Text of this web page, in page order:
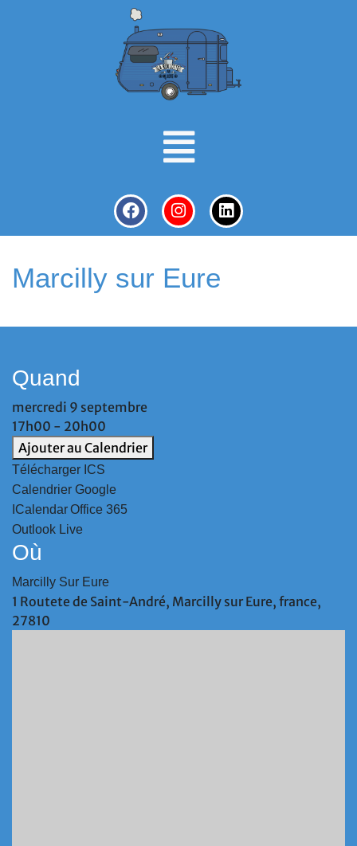
Marcilly sur Eure
Quand
mercredi 9 septembre
17h00 - 20h00
Ajouter au Calendrier
Télécharger ICS
Calendrier Google
ICalendarOffice 365
Outlook Live
Où
Marcilly Sur Eure
1 Routete de Saint-André, Marcilly sur Eure, france,
27810